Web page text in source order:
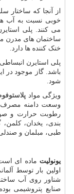
از آنجا که ساختار
خوبی نسبت به آب
می کنند. پلی
ساختمان های مدرن
خنک کننده ها دارد.
پلی استایرن
باشد. گاز موجود در
شود.
ویژگی مواد
وسعت دامنه مصرف
رطوبت حرارت و
بندی، یخدان،
طبی، مبلمان و
یونولیت ماده ای
اولین بار توسط
شناور روی آب
صنایع پتروشیمی